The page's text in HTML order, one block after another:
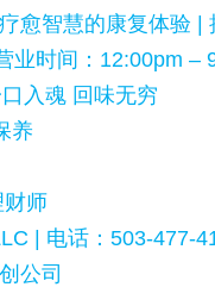
愈智慧的康复体验 |
业时间：12:00pm –
入魂 回味无穷
养
财师
| 电话：503-477-
公司